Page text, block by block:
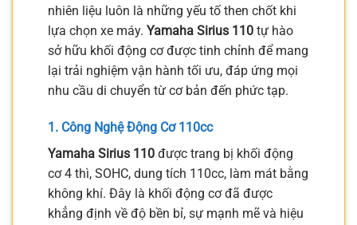
nhiên liệu luôn là những yếu tố then chốt khi
lựa chọn xe máy. Yamaha Sirius 110 tự hào
sở hữu khối động cơ được tinh chỉnh để mang
lại trải nghiệm vận hành tối ưu, đáp ứng mọi
nhu cầu di chuyển từ cơ bản đến phức tạp.
1. Công Nghệ Động Cơ 110cc
Yamaha Sirius 110 được trang bị khối động
cơ 4 thì, SOHC, dung tích 110cc, làm mát bằng
không khí. Đây là khối động cơ đã được
khẳng định về độ bền bỉ, sự mạnh mẽ và hiệu